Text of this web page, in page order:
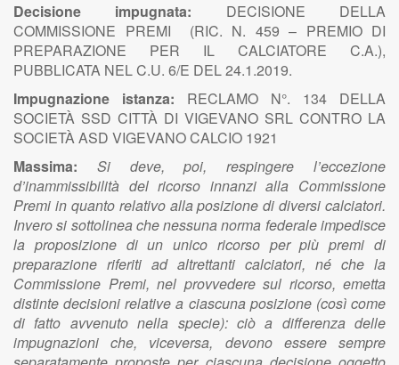
Decisione impugnata: DECISIONE DELLA
COMMISSIONE PREMI (RIC. N. 459 – PREMIO DI
PREPARAZIONE PER IL CALCIATORE C.A.),
PUBBLICATA NEL C.U. 6/E DEL 24.1.2019.
Impugnazione istanza: RECLAMO N°. 134 DELLA
SOCIETÀ SSD CITTÀ DI VIGEVANO SRL CONTRO LA
SOCIETÀ ASD VIGEVANO CALCIO 1921
Massima: Si deve, poi, respingere l’eccezione
d’inammissibilità del ricorso innanzi alla Commissione
Premi in quanto relativo alla posizione di diversi calciatori.
Invero si sottolinea che nessuna norma federale impedisce
la proposizione di un unico ricorso per più premi di
preparazione riferiti ad altrettanti calciatori, né che la
Commissione Premi, nel provvedere sul ricorso, emetta
distinte decisioni relative a ciascuna posizione (così come
di fatto avvenuto nella specie): ciò a differenza delle
impugnazioni che, viceversa, devono essere sempre